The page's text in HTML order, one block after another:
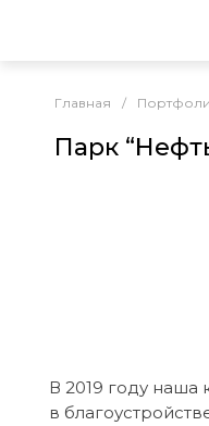
Главная /
Парк
В 2019 году наша
в